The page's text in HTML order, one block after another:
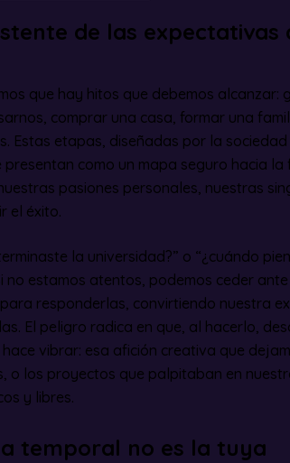
de las expectativas
que hay hitos que debemos alcanzar:
comprar una casa, formar una
Estas etapas, diseñadas por la
como un mapa seguro hacia la
pasiones personales, nuestras
el éxito.
la universidad?” o “¿cuándo
no estamos atentos, podemos ceder
responderlas, convirtiendo nuestra
El peligro radica en que, al hacerlo,
vibrar: esa afición creativa que
o los proyectos que palpitaban en
y libres.
temporal no es la tuya